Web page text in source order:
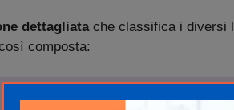
dettagliatache classifica i diversi
composta: